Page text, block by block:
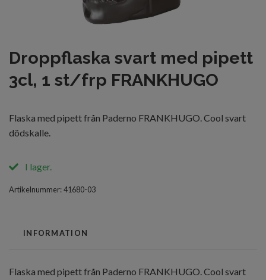
Droppflaska svart med pipett
3cl, 1 st/frp FRANKHUGO
Flaska med pipett från Paderno FRANKHUGO. Cool svart
dödskalle.
I lager.
Artikelnummer:41680-03
INFORMATION
Flaska med pipett från Paderno FRANKHUGO. Cool svart